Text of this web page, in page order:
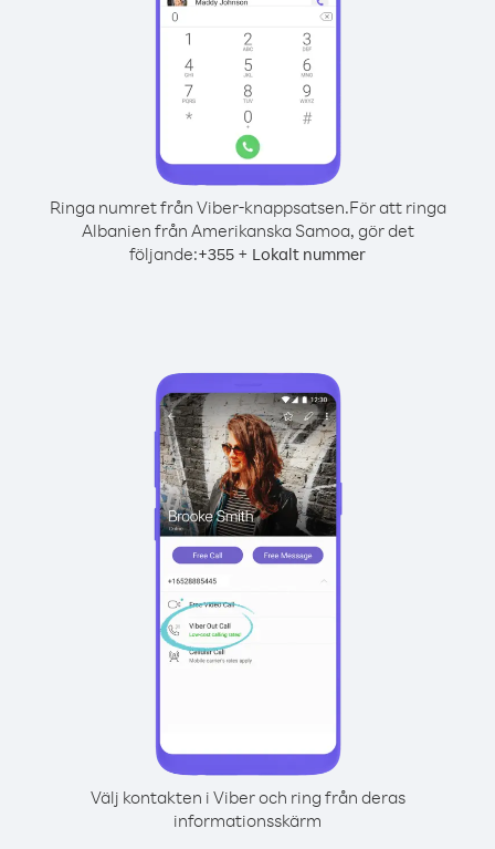
Ringa numret från Viber-knappsatsen.För att ringa
Albanien från Amerikanska Samoa, gör det
följande:+355 + Lokalt nummer
Välj kontakten i Viber och ring från deras
informationsskärm